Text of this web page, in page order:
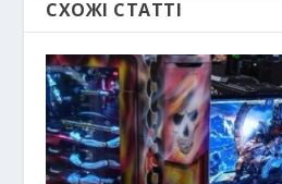
СХОЖІ СТАТТІ